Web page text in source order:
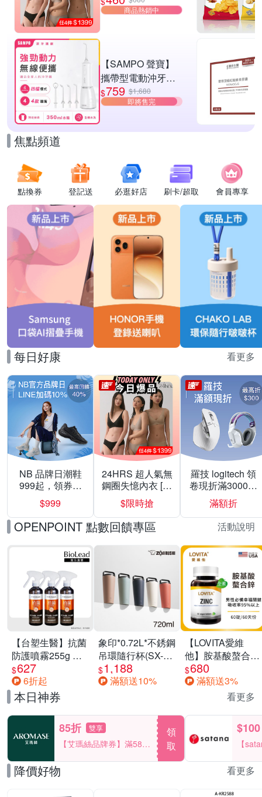
商品熱銷中
【SAMPO 聲寶】
攜帶型電動沖牙機/
洗牙器/沖牙器(WB-
Z2506NL)
$759 $1,680
即將售完
焦點頻道
點換券 登記送 必逛好店 刷卡/超取 會員專享
每日好康 看更多
NB 品牌日潮鞋
999起，領券折
上折 最高回饋
40%
$999
24HRS 超人氣無
鋼圈失憶內衣 [熱
銷好評]
$限時搶
羅技 logitech 領
卷現折滿3000折
300
滿額折
OPENPOINT 點數回饋專區 活動說明
【台塑生醫】抗菌
防護噴霧255g 三
入組
$627
6折起
象印*0.72L*不銹鋼
吊環隨行杯(SX-
LA72H)
$1,188
滿額送10%
【LOVITA愛維
他】胺基酸螯合鋅
x2瓶30mg素食錠
(鋅錠)
$680
滿額送3%
本日神券 看更多
85折 雙享
【艾瑪絲品牌券】滿580
享85折！
領
取
$100
【
一件
降價好物 看更多